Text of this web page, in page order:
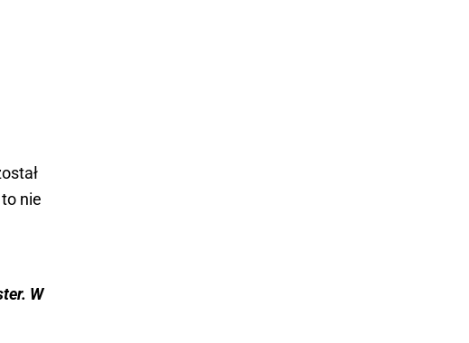
nie
W